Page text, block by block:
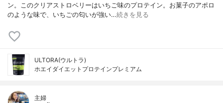
ン。このクリアストロベリーはいちご味のプロテイン。お菓子のアポロ
のような味で、いちごの匂いが強い…続きを見る
ULTORA(ウルトラ)
ホエイダイエットプロテインプレミアム
主婦